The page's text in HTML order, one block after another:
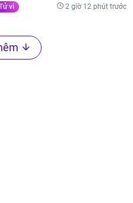
vi 2 giờ 12 phút trước